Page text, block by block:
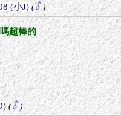
(小J) ( )
超棒的
( )